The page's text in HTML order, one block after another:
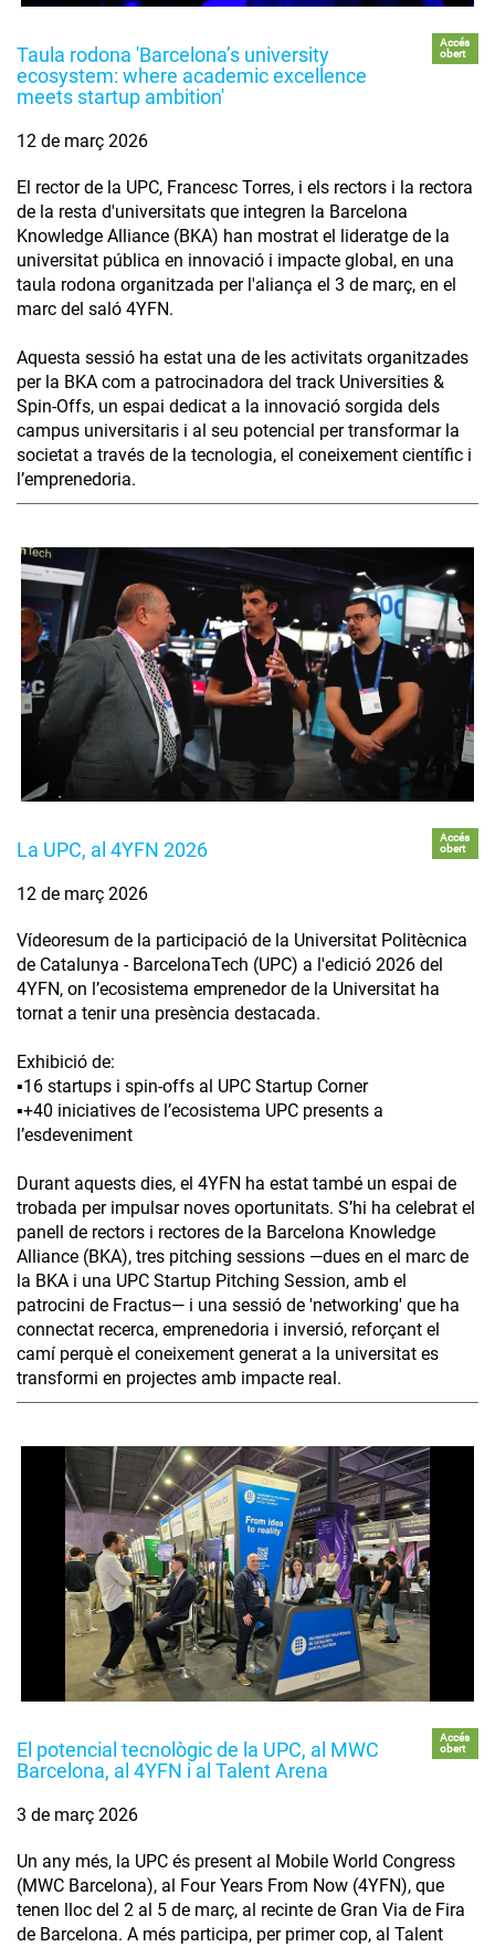
Taula rodona 'Barcelona’s university
ecosystem: where academic excellence
meets startup ambition'
Accés
obert
12 de març 2026
El rector de la UPC, Francesc Torres, i els rectors i la rectora
de la resta d'universitats que integren la Barcelona
Knowledge Alliance (BKA) han mostrat el lideratge de la
universitat pública en innovació i impacte global, en una
taula rodona organitzada per l'aliança el 3 de març, en el
marc del saló 4YFN.
Aquesta sessió ha estat una de les activitats organitzades
per la BKA com a patrocinadora del track Universities &
Spin-Offs, un espai dedicat a la innovació sorgida dels
campus universitaris i al seu potencial per transformar la
societat a través de la tecnologia, el coneixement científic i
l’emprenedoria.
La UPC, al 4YFN 2026
Accés
obert
12 de març 2026
Vídeoresum de la participació de la Universitat Politècnica
de Catalunya - BarcelonaTech (UPC) a l'edició 2026 del
4YFN, on l’ecosistema emprenedor de la Universitat ha
tornat a tenir una presència destacada.
Exhibició de:
▪️16 startups i spin-offs al UPC Startup Corner
▪️+40 iniciatives de l’ecosistema UPC presents a
l’esdeveniment
Durant aquests dies, el 4YFN ha estat també un espai de
trobada per impulsar noves oportunitats. S’hi ha celebrat el
panell de rectors i rectores de la Barcelona Knowledge
Alliance (BKA), tres pitching sessions —dues en el marc de
la BKA i una UPC Startup Pitching Session, amb el
patrocini de Fractus— i una sessió de 'networking' que ha
connectat recerca, emprenedoria i inversió, reforçant el
camí perquè el coneixement generat a la universitat es
transformi en projectes amb impacte real.
El potencial tecnològic de la UPC, al MWC
Barcelona, al 4YFN i al Talent Arena
Accés
obert
3 de març 2026
Un any més, la UPC és present al Mobile World Congress
(MWC Barcelona), al Four Years From Now (4YFN), que
tenen lloc del 2 al 5 de març, al recinte de Gran Via de Fira
de Barcelona. A més participa, per primer cop, al Talent